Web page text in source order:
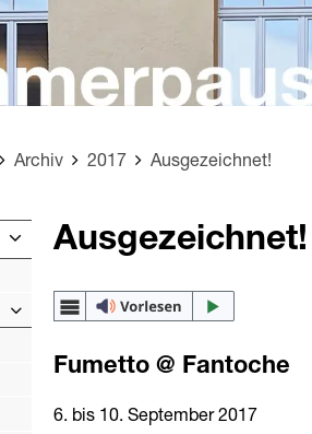
Archiv 2017 Ausgezeichnet!
Ausgezeichnet!
Fumetto @ Fantoche
6. bis 10. September 2017